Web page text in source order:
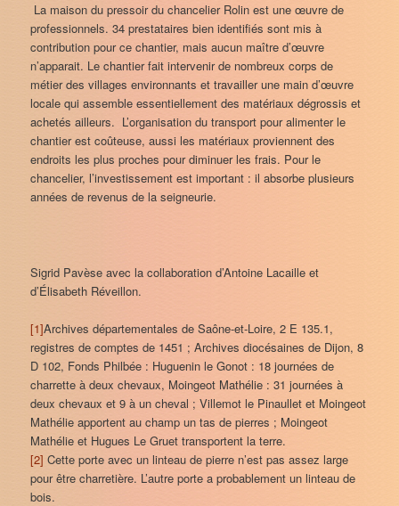
La maison du pressoir du chancelier Rolin est une œuvre de
professionnels. 34 prestataires bien identifiés sont mis à
contribution pour ce chantier, mais aucun maître d’œuvre
n’apparait. Le chantier fait intervenir de nombreux corps de
métier des villages environnants et travailler une main d’œuvre
locale qui assemble essentiellement des matériaux dégrossis et
achetés ailleurs. L’organisation du transport pour alimenter le
chantier est coûteuse, aussi les matériaux proviennent des
endroits les plus proches pour diminuer les frais. Pour le
chancelier, l’investissement est important : il absorbe plusieurs
années de revenus de la seigneurie.
Sigrid Pavèse avec la collaboration d’Antoine Lacaille et
d’Élisabeth Réveillon.
[1]Archives départementales de Saône-et-Loire, 2 E 135.1,
registres de comptes de 1451 ; Archives diocésaines de Dijon, 8
D 102, Fonds Philbée : Huguenin le Gonot : 18 journées de
charrette à deux chevaux, Moingeot Mathélie : 31 journées à
deux chevaux et 9 à un cheval ; Villemot le Pinaullet et Moingeot
Mathélie apportent au champ un tas de pierres ; Moingeot
Mathélie et Hugues Le Gruet transportent la terre.
[2] Cette porte avec un linteau de pierre n’est pas assez large
pour être charretière. L’autre porte a probablement un linteau de
bois.